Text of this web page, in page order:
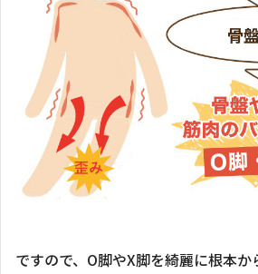
ですので、O脚やX脚を綺麗に根本